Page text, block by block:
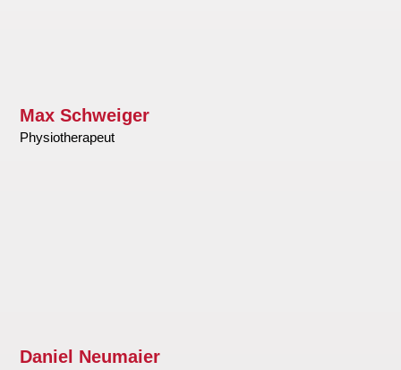
Max Schweiger
Physiotherapeut
Daniel Neumaier